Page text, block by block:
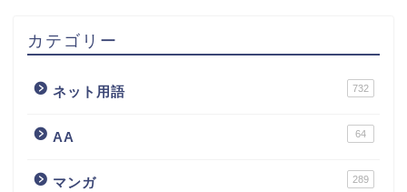
カテゴリー
ネット用語 732
AA 64
マンガ 289